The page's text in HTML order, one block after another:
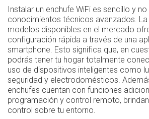
Instalar un enchufe WiFi es sencillo y
conocimientos técnicos avanzados.
modelos disponibles en el mercado
configuración rápida a través de una
smartphone. Esto significa que, en
podrás tener tu hogar totalmente
uso de dispositivos inteligentes como
seguridad y electrodomésticos.
enchufes cuentan con funciones
programación y control remoto,
control sobre tu entorno.